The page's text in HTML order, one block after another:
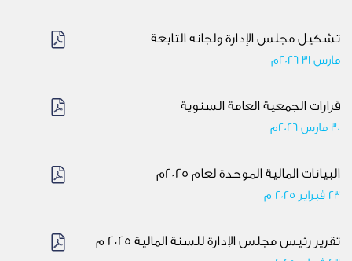
تشكيل مجلس الإدارة ولجانه التابعة
مارس 31 2026م
قرارات الجمعية العامة السنوية
30 مارس 2026م
البيانات المالية الموحدة لعام 2025م
23 فبراير 2025 م
تقرير رئيس مجلس الإدارة للسنة المالية 2025 م